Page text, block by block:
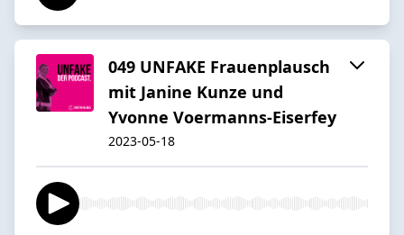
049 UNFAKE Frauenplausch
mit Janine Kunze und
Yvonne Voermanns-Eiserfey
2023-05-18